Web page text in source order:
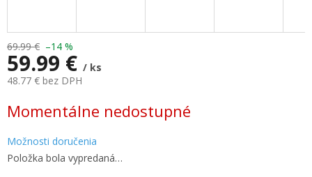
69.99 € –14 %
59.99 € / ks
48.77 € bez DPH
cena:
Momentálne nedostupné
Možnosti doručenia
Položka bola vypredaná…